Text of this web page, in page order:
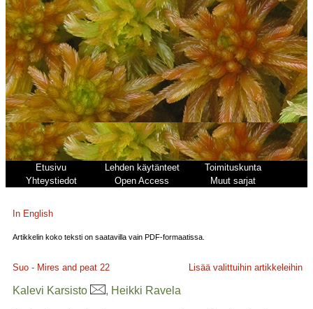
Etusivu Lehden käytänteet
Toimituskunta
Yhteystiedot
Open Access Muut sarjat
In English
Artikkelin koko teksti on saatavilla vain PDF-formaatissa.
Suo - Mires and peat 22 Lisää valittuihin artikkeleihin
Kalevi Karsisto , Heikki Ravela